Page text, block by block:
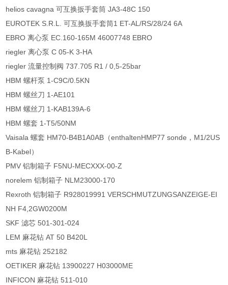
helios cavagna 可互换扳手套筒 JA3-48C 150
EUROTEK S.R.L. 可互换扳手套筒1 ET-AL/RS/28/24 6A
EBRO 离心泵 EC.160-165M 46007748 EBRO
riegler 离心泵 C 05-K 3-HA
riegler 流量控制阀 737.705 R1 / 0,5-25bar
HBM 螺杆泵 1-C9C/0.5KN
HBM 螺丝刀 1-AE101
HBM 螺丝刀 1-KAB139A-6
HBM 螺套 1-T5/50NM
Vaisala 螺套 HM70-B4B1A0AB（enthaltenHMP77 sonde，M1/2US
B-Kabel）
PMV 铝制箱子 F5NU-MECXXX-00-Z
norelem 铝制箱子 NLM23000-170
Rexroth 铝制箱子 R928019991 VERSCHMUTZUNGSANZEIGE-EI
NH F4,2GW0200M
SKF 滤芯 501-301-024
LEM 麻花钻 AT 50 B420L
mts 麻花钻 252182
OETIKER 麻花钻 13900227 H03000ME
INFICON 麻花钻 511-010